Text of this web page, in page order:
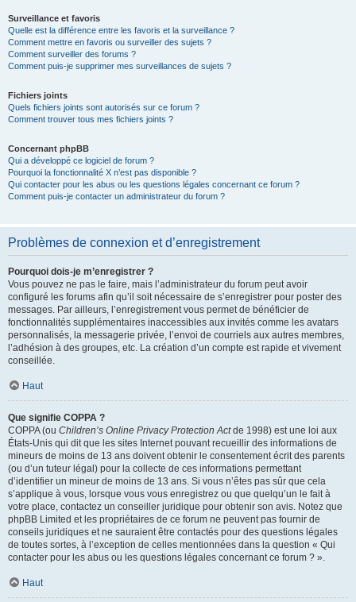
Surveillance et favoris
Quelle est la différence entre les favoris et la surveillance ?
Comment mettre en favoris ou surveiller des sujets ?
Comment surveiller des forums ?
Comment puis-je supprimer mes surveillances de sujets ?
Fichiers joints
Quels fichiers joints sont autorisés sur ce forum ?
Comment trouver tous mes fichiers joints ?
Concernant phpBB
Qui a développé ce logiciel de forum ?
Pourquoi la fonctionnalité X n’est pas disponible ?
Qui contacter pour les abus ou les questions légales concernant ce forum ?
Comment puis-je contacter un administrateur du forum ?
Problèmes de connexion et d’enregistrement
Pourquoi dois-je m’enregistrer ?
Vous pouvez ne pas le faire, mais l’administrateur du forum peut avoir
configuré les forums afin qu’il soit nécessaire de s’enregistrer pour poster des
messages. Par ailleurs, l’enregistrement vous permet de bénéficier de
fonctionnalités supplémentaires inaccessibles aux invités comme les avatars
personnalisés, la messagerie privée, l’envoi de courriels aux autres membres,
l’adhésion à des groupes, etc. La création d’un compte est rapide et vivement
conseillée.
Haut
Que signifie COPPA ?
COPPA (ou Children’s Online Privacy Protection Actde 1998) est une loi aux
États-Unis qui dit que les sites Internet pouvant recueillir des informations de
mineurs de moins de 13 ans doivent obtenir le consentement écrit des parents
(ou d’un tuteur légal) pour la collecte de ces informations permettant
d’identifier un mineur de moins de 13 ans. Si vous n’êtes pas sûr que cela
s’applique à vous, lorsque vous vous enregistrez ou que quelqu’un le fait à
votre place, contactez un conseiller juridique pour obtenir son avis. Notez que
phpBB Limited et les propriétaires de ce forum ne peuvent pas fournir de
conseils juridiques et ne sauraient être contactés pour des questions légales
de toutes sortes, à l’exception de celles mentionnées dans la question « Qui
contacter pour les abus ou les questions légales concernant ce forum ? ».
Haut